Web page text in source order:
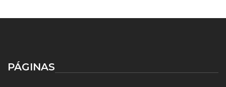
PÁGINAS